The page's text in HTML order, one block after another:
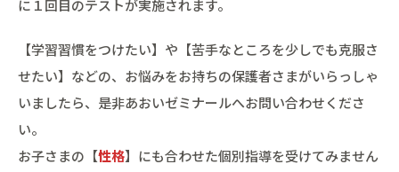
に１回目のテストが実施されます。
【学習習慣をつけたい】や【苦手なところを少しでも克服さ
せたい】などの、お悩みをお持ちの保護者さまがいらっしゃ
いましたら、是非あおいゼミナールへお問い合わせくださ
い。
お子さまの【性格】にも合わせた個別指導を受けてみません